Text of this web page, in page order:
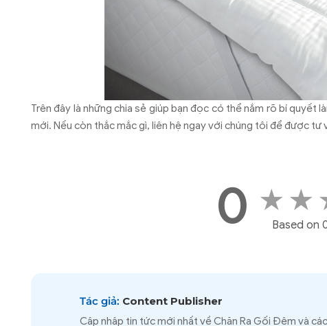
Trên đây là những chia sẻ giúp bạn đọc có thể nắm rõ bí quyết
mới. Nếu còn thắc mắc gì, liên hệ ngay với chúng tôi để được tư
0 ★ ★
Based on
Tác giả: Content Publisher
Cập nhập tin tức mới nhất về Chăn Ra Gối Đệm và